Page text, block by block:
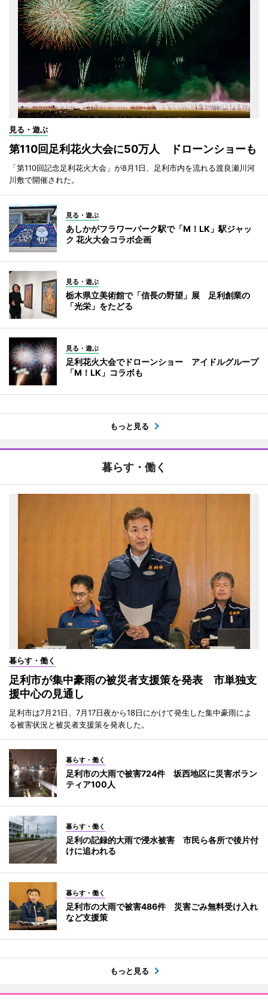
見る・遊ぶ
第110回足利花火大会に50万人 ドローンショーも
「第110回記念足利花火大会」が8月1日、足利市内を流れる渡良瀬川河
川敷で開催された。
見る・遊ぶ
あしかがフラワーパーク駅で「M！LK」駅ジャッ
ク 花火大会コラボ企画
見る・遊ぶ
栃木県立美術館で「信長の野望」展 足利創業の
「光栄」をたどる
見る・遊ぶ
足利花火大会でドローンショー アイドルグループ
「M！LK」コラボも
もっと見る
暮らす・働く
暮らす・働く
足利市が集中豪雨の被災者支援策を発表 市単独支
援中心の見通し
足利市は7月21日、7月17日夜から18日にかけて発生した集中豪雨によ
る被害状況と被災者支援策を発表した。
暮らす・働く
足利市の大雨で被害724件 坂西地区に災害ボラン
ティア100人
暮らす・働く
足利の記録的大雨で浸水被害 市民ら各所で後片付
けに追われる
暮らす・働く
足利市の大雨で被害486件 災害ごみ無料受け入れ
など支援策
もっと見る